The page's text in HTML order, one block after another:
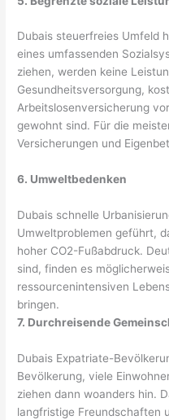
Dubais steuerfreies Umfeld
eines umfassenden
ziehen, werden keine
Gesundheitsversorgung,
Arbeitslosenversicherung
gewohnt sind. Für die
Versicherungen und
6. Umweltbedenken
Dubais schnelle
Umweltproblemen geführt,
hoher CO2-Fußabdruck.
sind, finden es
ressourcenintensiven
bringen.
7. Durchreisende
Dubais Expatriate-
Bevölkerung, viele
ziehen dann woanders hin.
langfristige Freundschaften